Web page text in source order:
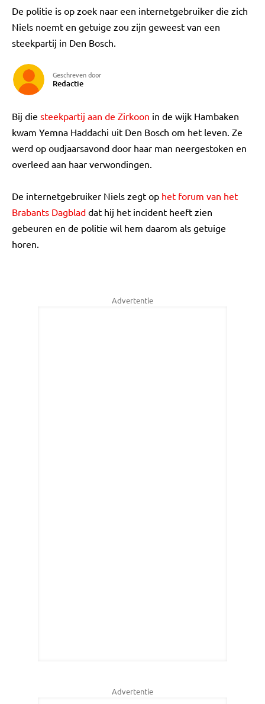
De politie is op zoek naar een internetgebruiker die zich
Niels noemt en getuige zou zijn geweest van een
steekpartij in Den Bosch.
Geschreven door
Redactie
Bij die steekpartij aan de Zirkoon in de wijk Hambaken
kwam Yemna Haddachi uit Den Bosch om het leven. Ze
werd op oudjaarsavond door haar man neergestoken en
overleed aan haar verwondingen.
De internetgebruiker Niels zegt op het forum van het
Brabants Dagblad dat hij het incident heeft zien
gebeuren en de politie wil hem daarom als getuige
horen.
Advertentie
Advertentie